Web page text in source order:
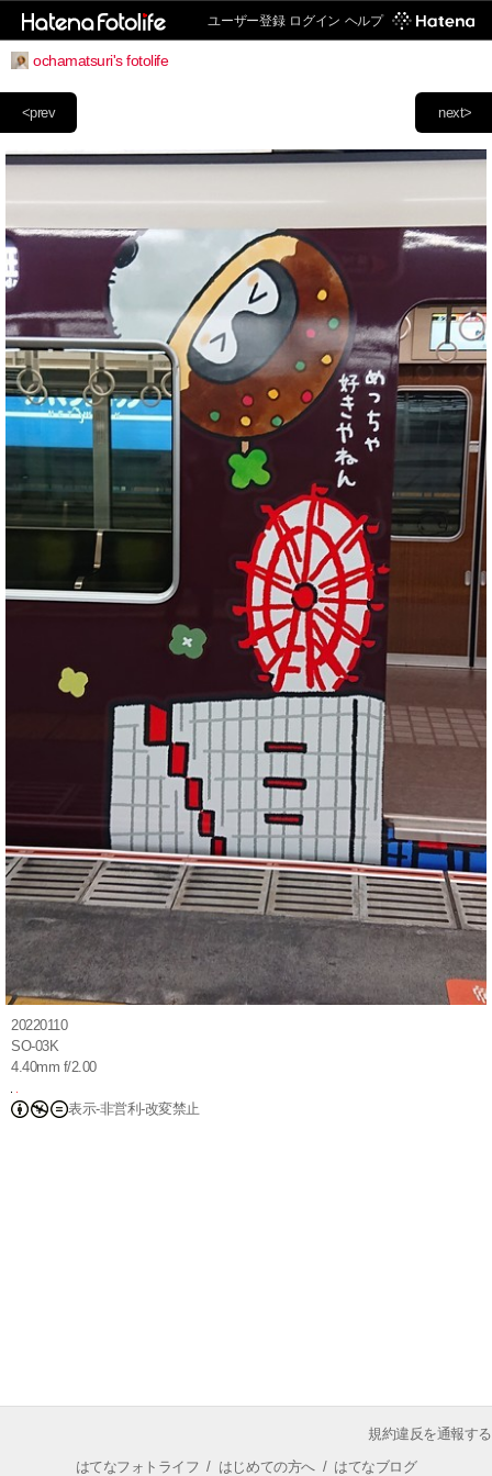
ユーザー登録 ログイン ヘルプ
ochamatsuri's fotolife
next>
<prev
20220110
SO-03K
4.40mm f/2.00
表示-非営利-改変禁止
規約違反を通報する
はてなフォトライフ / はじめての方へ/ はてなブログ